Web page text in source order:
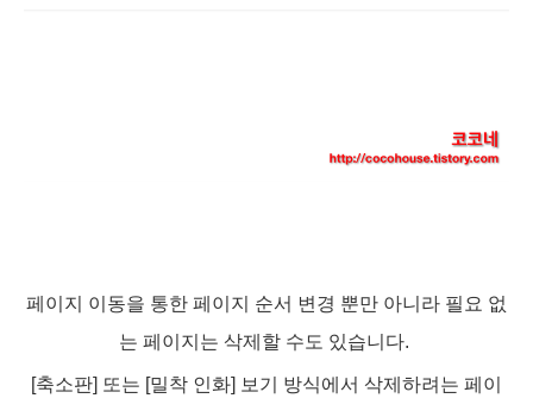
페이지 이동을 통한 페이지 순서 변경 뿐만 아니라 필요 없
는 페이지는 삭제할 수도 있습니다.
[축소판] 또는 [밀착 인화] 보기 방식에서 삭제하려는 페이